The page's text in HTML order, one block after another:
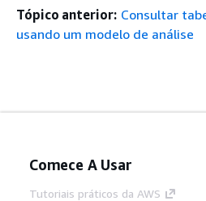
Tópico anterior: Consultar
usando um modelo de análise
Comece A Usar
Tutoriais práticos da AWS